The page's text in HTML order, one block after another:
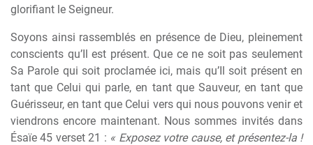
glorifiant le Seigneur.
Soyons ainsi rassemblés en présence de Dieu, pleinement
conscients qu’Il est présent. Que ce ne soit pas seulement
Sa Parole qui soit proclamée ici, mais qu’Il soit présent en
tant que Celui qui parle, en tant que Sauveur, en tant que
Guérisseur, en tant que Celui vers qui nous pouvons venir et
viendrons encore maintenant. Nous sommes invités dans
Ésaïe 45 verset 21 : « Exposez votre cause, et présentez-la !